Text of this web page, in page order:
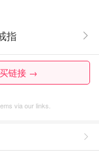
指
链接 →
via our links.